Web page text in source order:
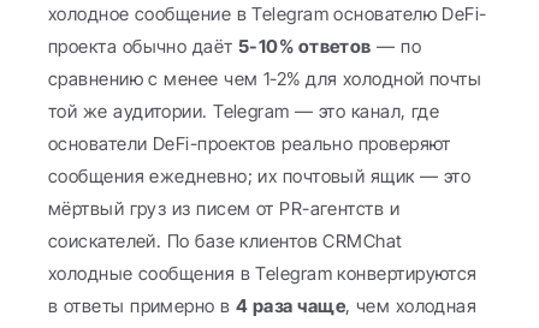
холодное сообщение в Telegram основателю DeFi-
проекта обычно даёт 5-10% ответов — по
сравнению с менее чем 1-2% для холодной почты
той же аудитории. Telegram — это канал, где
основатели DeFi-проектов реально проверяют
сообщения ежедневно; их почтовый ящик — это
мёртвый груз из писем от PR-агентств и
соискателей. По базе клиентов CRMChat
холодные сообщения в Telegram конвертируются
в ответы примерно в 4 раза чаще, чем холодная